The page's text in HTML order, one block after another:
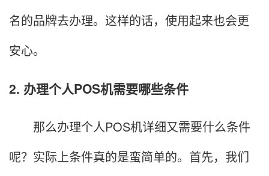
名的品牌去办理。这样的话，使用起来也会更
安心。
2. 办理个人POS机需要哪些条件
那么办理个人POS机详细又需要什么条件
呢？实际上条件真的是蛮简单的。首先，我们